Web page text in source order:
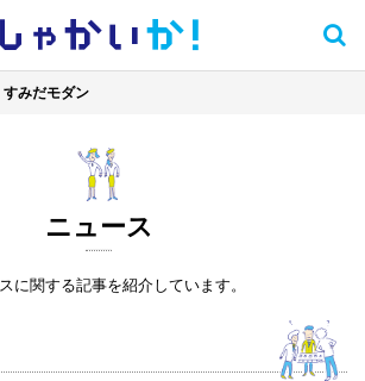
しゃかい か！
すみだモダン
ニュース
に関する記事を紹介しています。